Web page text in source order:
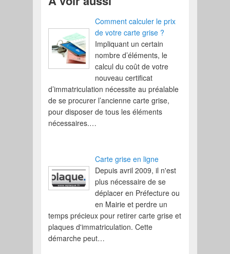
Comment calculer le prix
de votre carte grise ?
Impliquant un certain
nombre d’éléments, le
calcul du coût de votre
nouveau certificat
d’immatriculation nécessite au préalable
de se procurer l’ancienne carte grise,
pour disposer de tous les éléments
nécessaires.…
Carte grise en ligne
Depuis avril 2009, il n'est
plus nécessaire de se
déplacer en Préfecture ou
en Mairie et perdre un
temps précieux pour retirer carte grise et
plaques d'immatriculation. Cette
démarche peut…